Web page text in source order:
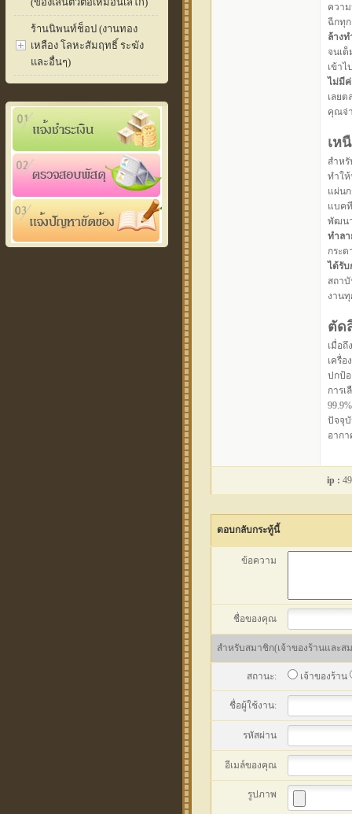
ร้านนิพนท์ช็อป (งานทอง
เหลือง โลหะสัมฤทธิ์ ระฆัง
และอื่นๆ)
ควา
ฉีกทุ
ล้างท
จนเ
เข้า
ไม่มีค่
เลยต
คุณจ่
เห
สำห
ทำให้
แผ่น
แบค
พัฒนา
ทำล
กระด
ได้รับ
สถา
งาน
ตัด
เมื่อ
เครื่
ปกป้
การเ
ปัจจุบั
อาก
ip :
ตอบกลับกระทู้นี้
ข้อความ
ชื่อของคุณ
สำหรับสมาชิก(เจ้าของร้านและ
สถานะ: เจ้าของร้าน
ชื่อผู้ใช้งาน:
รหัสผ่าน
อีเมล์ของคุณ
รูปภาพ